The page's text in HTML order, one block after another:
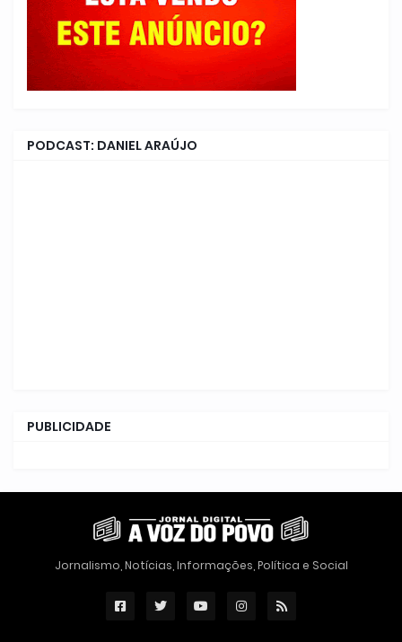
PODCAST: DANIEL ARAÚJO
PUBLICIDADE
Jornalismo, Notícias, Informações, Política e Social